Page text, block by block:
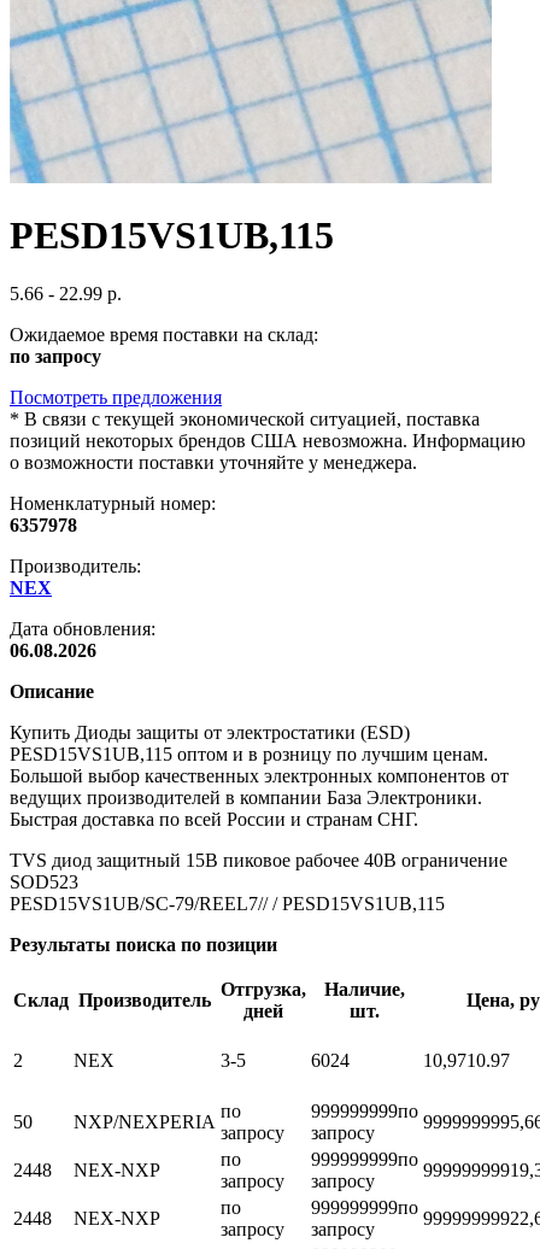
PESD15VS1UB,115
5.66 - 22.99 р.
Ожидаемое время поставки на склад:
по запросу
Посмотреть предложения
* В связи с текущей экономической ситуацией, поставка
позиций некоторых брендов США невозможна. Информацию
о возможности поставки уточняйте у менеджера.
Номенклатурный номер:
6357978
Производитель:
NEX
Дата обновления:
06.08.2026
Описание
Купить Диоды защиты от электростатики (ESD)
PESD15VS1UB,115 оптом и в розницу по лучшим ценам.
Большой выбор качественных электронных компонентов от
ведущих производителей в компании База Электроники.
Быстрая доставка по всей России и странам СНГ.
TVS диод защитный 15В пиковое рабочее 40В ограничение
SOD523
PESD15VS1UB/SC-79/REEL7// / PESD15VS1UB,115
Результаты поиска по позиции
Склад Производитель
Отгрузка,
дней
Наличие,
шт.
Цена,
2 NEX 3-5 6024 10,9710.97
50 NXP/NEXPERIA
по
запросу
999999999по
запросу
999999999
2448 NEX-NXP
по
запросу
999999999по
запросу
999999999
2448 NEX-NXP
по
запросу
999999999по
запросу
999999999